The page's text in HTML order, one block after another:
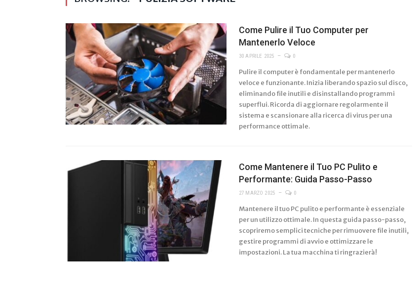
Come Pulire il Tuo Computer per
Mantenerlo Veloce
30 APRILE 2025 0
Pulire il computer è fondamentale per mantenerlo
veloce e funzionante. Inizia liberando spazio sul disco,
eliminando file inutili e disinstallando programmi
superflui. Ricorda di aggiornare regolarmente il
sistema e scansionare alla ricerca di virus per una
performance ottimale.
Come Mantenere il Tuo PC Pulito e
Performante: Guida Passo-Passo
27 MARZO 2025 0
Mantenere il tuo PC pulito e performante è essenziale
per un utilizzo ottimale. In questa guida passo-passo,
scopriremo semplici tecniche per rimuovere file inutili,
gestire programmi di avvio e ottimizzare le
impostazioni. La tua macchina ti ringrazierà!